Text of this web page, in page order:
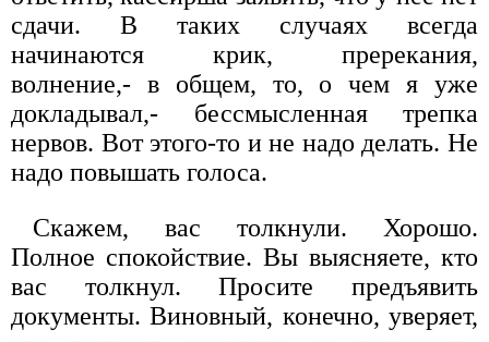
сдачи. В таких случаях всегда
начинаются крик, пререкания,
волнение,- в общем, то, о чем я уже
докладывал,- бессмысленная трепка
нервов. Вот этого-то и не надо делать. Не
надо повышать голоса.
Скажем, вас толкнули. Хорошо.
Полное спокойствие. Вы выясняете, кто
вас толкнул. Просите предъявить
документы. Виновный, конечно, уверяет,